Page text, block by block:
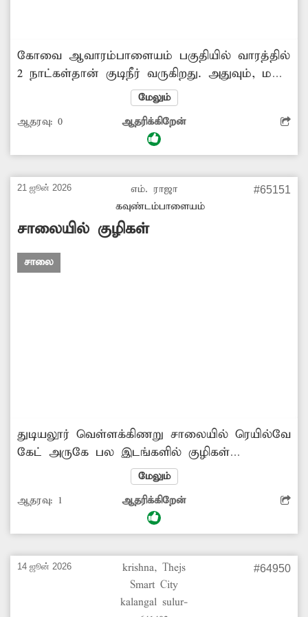
கோவை ஆவாரம்பாளையம் பகுதியில் வாரத்தில்
2 நாட்கள்தான் குடிநீர் வருகிறது. அதுவும், மண்
கலந்து சற்று மஞ்சள் நிறத்தில் காட்சி
அளிக்கிறது. இதனால் சுகாதாரமற்ற குடிநீர்
முடியும்?. பருவமழை காலம் தொடங்கியுள்ள
நிலையில், பொதுமக்களின் நலனை கருத்தில்
கொண்டு, சுகாதாரமான குடிநீர் வழங்க
அதிகாரிகள் ஆவன செய்ய வேண்டும்.
மேலும்
21 ஜூன் 2026
எம். ராஜா
சாலையில் குழிகள்
துடியலூர் –வெள்ளக்கிணறு சாலையில் ெரயில்வே
கேட் அருகே பல இடங்களில் குழிகள்
காணப்படுகின்றன. இதனால் அந்த வழியாக
சென்று வரும் இருசக்கர வாகன ஓட்டிகள் தவறி
குறிப்பாக இரவில் குழிகள் இருப்பது
தெரியாததால் விபத்துகள் அதிகரித்து
வருகின்றன. இதுகுறித்து பலமுறை
மேலும்
krishna, Thejs